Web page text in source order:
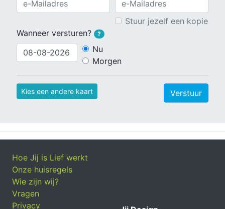
Stuur jezelf een kopie
Wanneer versturen?
?
Nu
Morgen
Kies een andere kaart Verstuur
Hoe Jij is Lief werkt
Onze huisregels
Wie zijn wij?
Vragen
Privacy